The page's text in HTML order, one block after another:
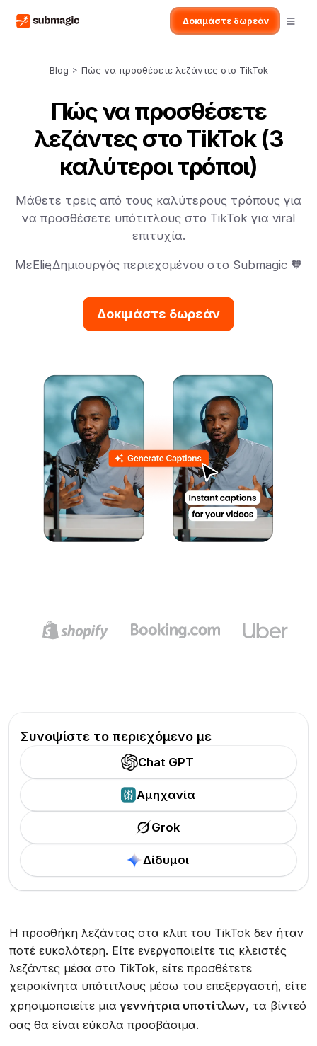
Δοκιμάστε δωρεάν
Blog > Πώς να προσθέσετε λεζάντες στο TikTok
Πώς να προσθέσετε
λεζάντες στο TikTok (3
καλύτεροι τρόποι)
Μάθετε τρεις από τους καλύτερους τρόπους για
να προσθέσετε υπότιτλους στο TikTok για viral
επιτυχία.
ΜεElie,Δημιουργός περιεχομένου στο Submagic 🧡
Δοκιμάστε δωρεάν
Συνοψίστε το περιεχόμενο με
Chat GPT
Αμηχανία
Grok
Δίδυμοι
Η προσθήκη λεζάντας στα κλιπ του TikTok δεν ήταν
ποτέ ευκολότερη. Είτε ενεργοποιείτε τις κλειστές
λεζάντες μέσα στο TikTok, είτε προσθέτετε
χειροκίνητα υπότιτλους μέσω του επεξεργαστή, είτε
χρησιμοποιείτε μια γεννήτρια υποτίτλων, τα βίντεό
σας θα είναι εύκολα προσβάσιμα.